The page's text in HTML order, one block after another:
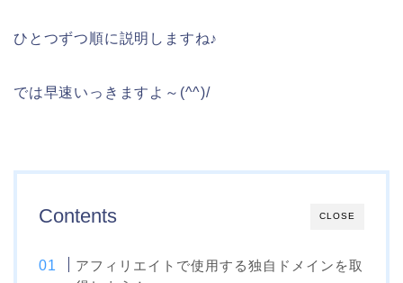
ひとつずつ順に説明しますね♪
では早速いっきますよ～(^^)/
CLOSE
Contents
アフィリエイトで使用する独自ドメインを取